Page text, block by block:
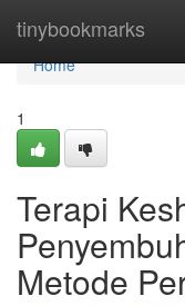
tinybookmarks
Home
Home
1
Terapi
Metode